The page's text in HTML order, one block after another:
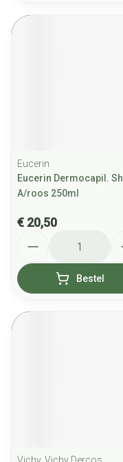
Eucerin
Eucerin Dermocapil. Sh
A/roos 250ml
€ 20,50
Bestel